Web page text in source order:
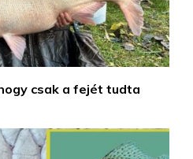
csak a fejét tudta